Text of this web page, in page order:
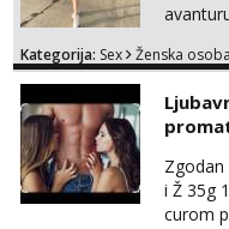
Kategorija: Sex Ženska
Zgodan
i Ž 35g
curom